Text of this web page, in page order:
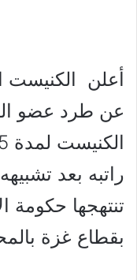
أعلن الكنيست
عن طرد عضو
راتبه بعد
تنتهجها حكومة
بقطاع غزة